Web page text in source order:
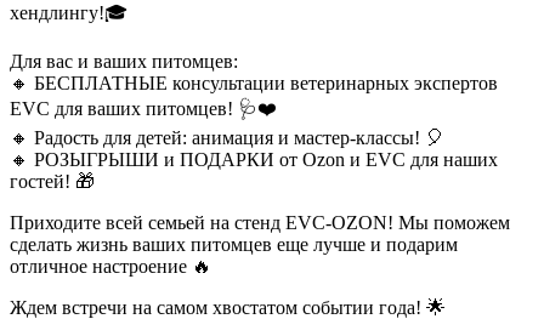
хендлингу!🎓
Для вас и ваших питомцев:
🔸 БЕСПЛАТНЫЕ консультации ветеринарных экспертов
EVC для ваших питомцев! 🩺❤️
🔸 Радость для детей: анимация и мастер-классы! 🎈
🔸 РОЗЫГРЫШИ и ПОДАРКИ от Ozon и EVC для наших
гостей! 🎁
Приходите всей семьей на стенд EVC-OZON! Мы поможем
сделать жизнь ваших питомцев еще лучше и подарим
отличное настроение 🔥
Ждем встречи на самом хвостатом событии года! 🌟